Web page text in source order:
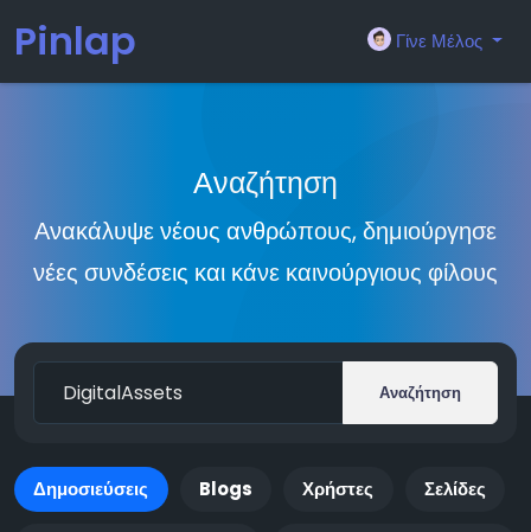
Pinlap Γίνε Μέλος
Αναζήτηση
Ανακάλυψε νέους ανθρώπους, δημιούργησε
νέες συνδέσεις και κάνε καινούργιους φίλους
Αναζήτηση
Δημοσιεύσεις Blogs Χρήστες Σελίδες